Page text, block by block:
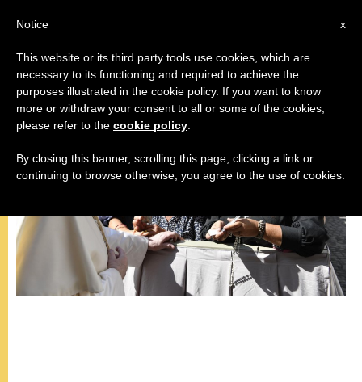
PAPA FRANCESCO
x
Notice
This website or its third party tools use cookies, which are
necessary to its functioning and required to achieve the
purposes illustrated in the cookie policy. If you want to know
more or withdraw your consent to all or some of the cookies,
please refer to the cookie policy
By closing this banner, scrolling this page, clicking a link or
continuing to browse otherwise, you agree to the use of cookies.